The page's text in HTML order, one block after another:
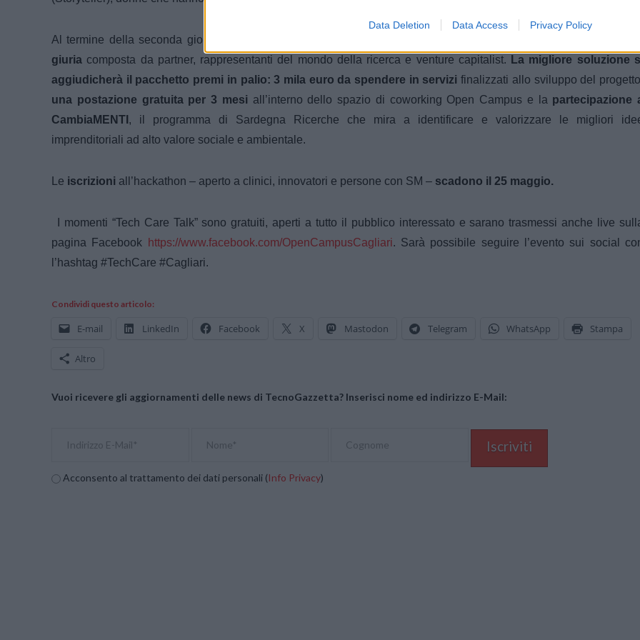
Data Deletion Data Access Privacy Policy
Al termine della seconda giornata, infine, il momento della valutazione delle proposte progettuali da parte di una
giuria composta da partner, rappresentanti del mondo della ricerca e venture capitalist. La migliore soluzione
aggiudicherà il pacchetto premi in palio: 3 mila euro da spendere in servizifinalizzati allo sviluppo del
una postazione gratuita per 3 mesi all’interno dello spazio di coworking Open Campus e la partecipazione
CambiaMENTI , il programma di Sardegna Ricerche che mira a identificare e valorizzare le migliori
imprenditoriali ad alto valore sociale e ambientale.
Le iscrizioni all’hackathon – aperto a clinici, innovatori e persone con SM – scadono il 25 maggio.
I momenti “Tech Care Talk” sono gratuiti, aperti a tutto il pubblico interessato e saranotrasmessi anche live
pagina Facebook
https://www.facebook.com/OpenCampusCagliari. Sarà possibile seguire l’evento sui social
l’hashtag #TechCare #Cagliari.
Condividi questo articolo:
E-mail LinkedIn Facebook X Mastodon Telegram WhatsApp Stampa
Altro
Vuoi ricevere gli aggiornamenti delle news di TecnoGazzetta? Inserisci nome ed indirizzo E-Mail:
Acconsento al trattamento dei dati personali (Info Privacy)